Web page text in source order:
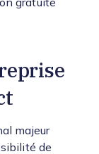
gratuite
majeur
de